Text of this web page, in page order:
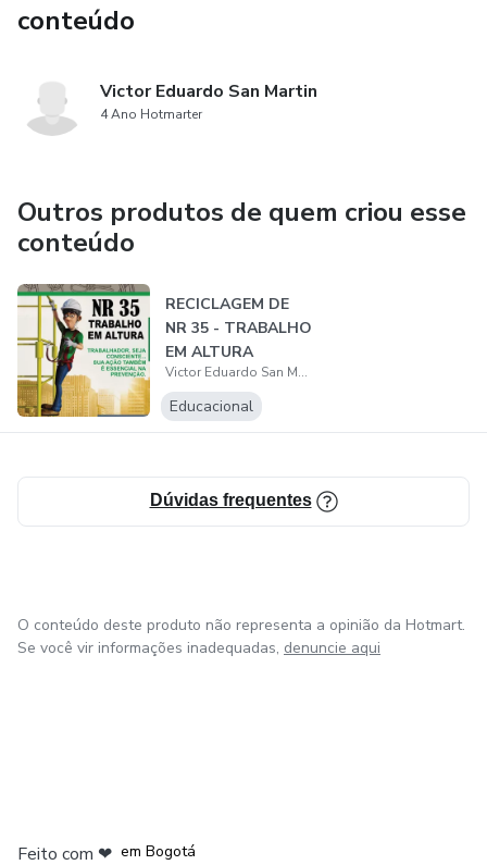
conteúdo
Victor Eduardo San Martin
4 Ano Hotmarter
Outros produtos de quem criou esse
conteúdo
RECICLAGEM DE
NR 35 - TRABALHO
EM ALTURA
Victor Eduardo San Martin
Educacional
Dúvidas frequentes
O conteúdo deste produto não representa a opinião da Hotmart.
Se você vir informações inadequadas, denuncie aqui
Feito com ❤ em Bogotá